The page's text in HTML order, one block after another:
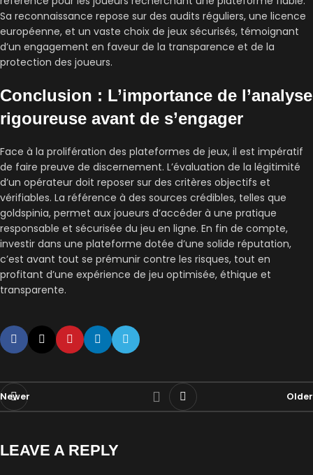
Sa reconnaissance repose sur des audits réguliers, une licence
européenne, et un vaste choix de jeux sécurisés, témoignant
d’un engagement en faveur de la transparence et de la
protection des joueurs.
Conclusion : L’importance de l’analyse
rigoureuse avant de s’engager
Face à la prolifération des plateformes de jeux, il est impératif
de faire preuve de discernement. L’évaluation de la légitimité
d’un opérateur doit reposer sur des critères objectifs et
vérifiables. La référence à des sources crédibles, telles que
goldspinia, permet aux joueurs d’accéder à une pratique
responsable et sécurisée du jeu en ligne. En fin de compte,
investir dans une plateforme dotée d’une solide réputation,
c’est avant tout se prémunir contre les risques, tout en
profitant d’une expérience de jeu optimisée, éthique et
transparente.
Newer Older
LEAVE A REPLY